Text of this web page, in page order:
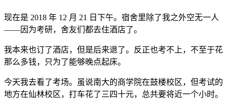
现在是 2018 年 12 月 21 日下午。宿舍里除了我之外空无一人
——因为考研，舍友们都去住酒店了。
我本来也订了酒店，但是后来退了。反正也考不上，不至于花
那么多钱，只为了能够晚点起床。
今天我去看了考场。虽说南大的商学院在鼓楼校区，但考试的
地方在仙林校区，打车花了三四十元，总共要将近一个小时。